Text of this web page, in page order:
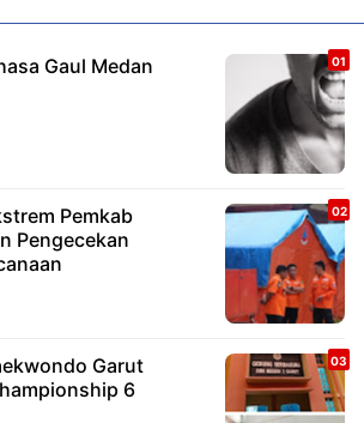
Gaul Medan
Pemkab
Pengecekan
Garut
6